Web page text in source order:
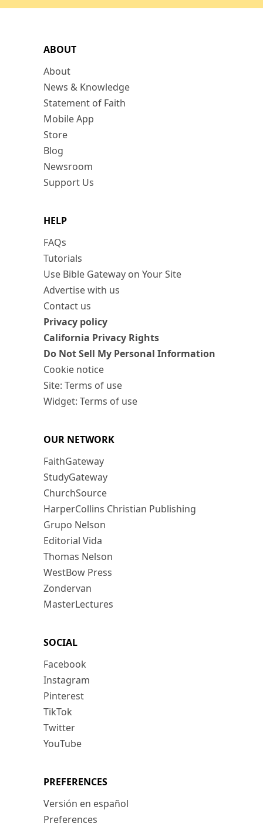
ABOUT
About
News & Knowledge
Statement of Faith
Mobile App
Store
Blog
Newsroom
Support Us
HELP
FAQs
Tutorials
Use Bible Gateway on Your Site
Advertise with us
Contact us
Privacy policy
California Privacy Rights
Do Not Sell My Personal Information
Cookie notice
Site: Terms of use
Widget: Terms of use
OUR NETWORK
FaithGateway
StudyGateway
ChurchSource
HarperCollins Christian Publishing
Grupo Nelson
Editorial Vida
Thomas Nelson
WestBow Press
Zondervan
MasterLectures
SOCIAL
Facebook
Instagram
Pinterest
TikTok
Twitter
YouTube
PREFERENCES
Versión en español
Preferences